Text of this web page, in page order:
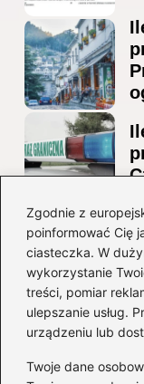
Zgodnie z
poinformować Cię
ciasteczka. W
wykorzystanie
treści, pomiar
ulepszanie usług.
urządzeniu lub
Twoje dane